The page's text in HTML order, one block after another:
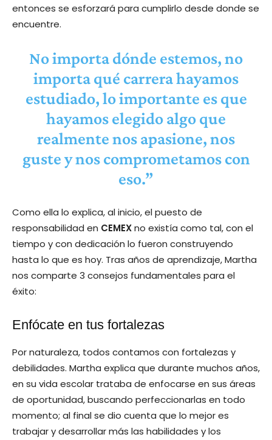
entonces se esforzará para cumplirlo desde donde se
encuentre.
No importa dónde estemos, no
importa qué carrera hayamos
estudiado, lo importante es que
hayamos elegido algo que
realmente nos apasione, nos
guste y nos comprometamos con
eso.”
Como ella lo explica, al inicio, el puesto de
responsabilidad en CEMEXno existía como tal, con el
tiempo y con dedicación lo fueron construyendo
hasta lo que es hoy. Tras años de aprendizaje, Martha
nos comparte 3 consejos fundamentales para el
éxito:
Enfócate en tus fortalezas
Por naturaleza, todos contamos con fortalezas y
debilidades. Martha explica que durante muchos años,
en su vida escolar trataba de enfocarse en sus áreas
de oportunidad, buscando perfeccionarlas en todo
momento; al final se dio cuenta que lo mejor es
trabajar y desarrollar más las habilidades y los